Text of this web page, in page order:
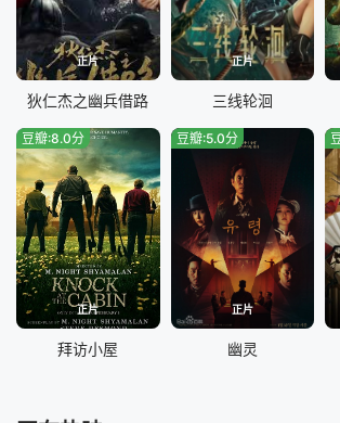
正片
狄仁杰之幽兵借路
正片
三线轮洄
正片
豆瓣:8.0分
拜访小屋
正片
豆瓣:5.0分
幽灵